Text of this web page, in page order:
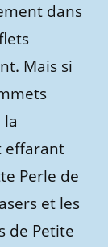
dans
Mais si
effarant
Perle de
et les
de Petite